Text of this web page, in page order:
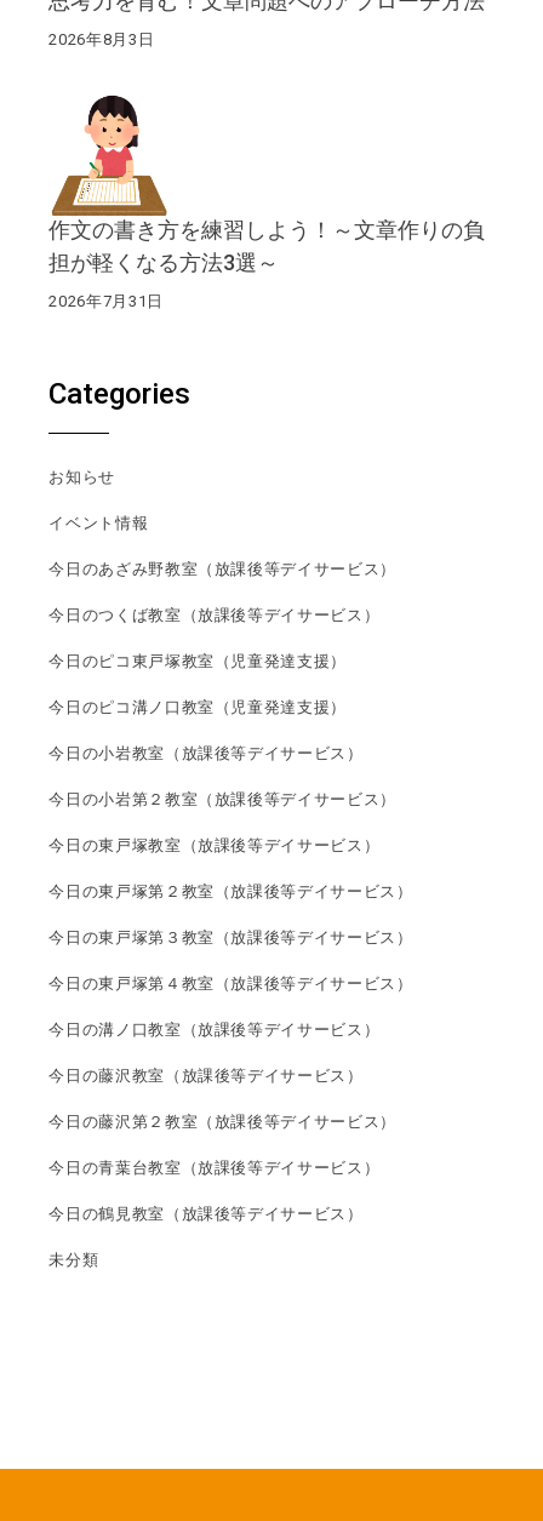
2026年8月3日
作文の書き方を練習しよう！～文章作りの負
担が軽くなる方法3選～
2026年7月31日
Categories
お知らせ
イベント情報
今日のあざみ野教室（放課後等デイサービス）
今日のつくば教室（放課後等デイサービス）
今日のピコ東戸塚教室（児童発達支援）
今日のピコ溝ノ口教室（児童発達支援）
今日の小岩教室（放課後等デイサービス）
今日の小岩第２教室（放課後等デイサービス）
今日の東戸塚教室（放課後等デイサービス）
今日の東戸塚第２教室（放課後等デイサービス）
今日の東戸塚第３教室（放課後等デイサービス）
今日の東戸塚第４教室（放課後等デイサービス）
今日の溝ノ口教室（放課後等デイサービス）
今日の藤沢教室（放課後等デイサービス）
今日の藤沢第２教室（放課後等デイサービス）
今日の青葉台教室（放課後等デイサービス）
今日の鶴見教室（放課後等デイサービス）
未分類